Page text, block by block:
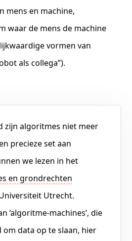
mens en machine,
waar de mens de machine
vormen van
als collega”).
zijn algoritmes niet meer
precieze set aan
we lezen in het
en grondrechten
Utrecht.
‘algoritme-machines’, die
data op te slaan, hier